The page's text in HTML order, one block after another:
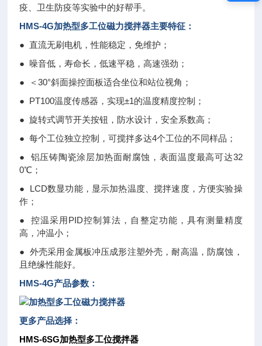
疫、卫生防疫等实验中的好帮手。
HMS-4G加热型多工位磁力搅拌器主要特征：
● 直流无刷电机，性能稳定，免维护；
● 噪音低，寿命长，低速平稳，高速强劲；
● ＜30°斜面操控面板适合坐位和站位视角；
● PT100温度传感器，实现±1的温度精度控制；
● 旋转式调节开关按钮，防水设计，安全系数高；
● 每个工位独立控制，可搅拌多达4个工位的不同样品；
● 铝压铸陶瓷涂层加热面耐腐蚀，表面温度最高可达32
0℃；
● LCD数显功能，显示加热温度、搅拌速度，方便实验操
作；
● 控温采用PID控制算法，自整定功能，具有测量精度
高，冲温小；
● 外壳采用金属板冲压成形注塑外壳，耐高温，防腐蚀，
且绝缘性能好。
HMS-4G产品参数：
更多产品选择：
HMS-6SG加热型多工位搅拌器